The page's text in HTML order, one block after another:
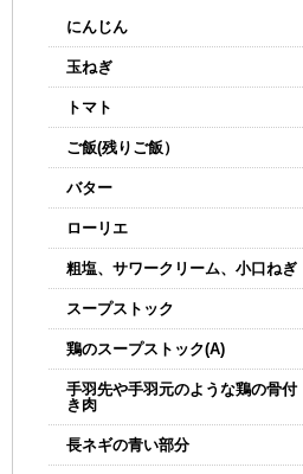
にんじん
玉ねぎ
トマト
ご飯(残りご飯）
バター
ローリエ
粗塩、サワークリーム、小口ねぎ
スープストック
鶏のスープストック(A)
手羽先や手羽元のような鶏の骨付
き肉
長ネギの青い部分